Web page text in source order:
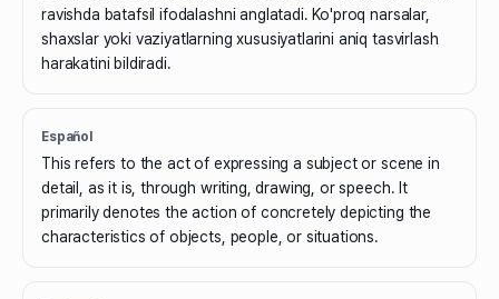
ravishda batafsil ifodalashni anglatadi. Ko'proq narsalar,
shaxslar yoki vaziyatlarning xususiyatlarini aniq tasvirlash
harakatini bildiradi.
Español
This refers to the act of expressing a subject or scene in
detail, as it is, through writing, drawing, or speech. It
primarily denotes the action of concretely depicting the
characteristics of objects, people, or situations.